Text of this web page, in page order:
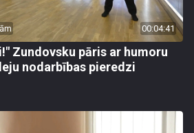
00:04:41
Zundovsku pāris ar humoru
nodarbības pieredzi